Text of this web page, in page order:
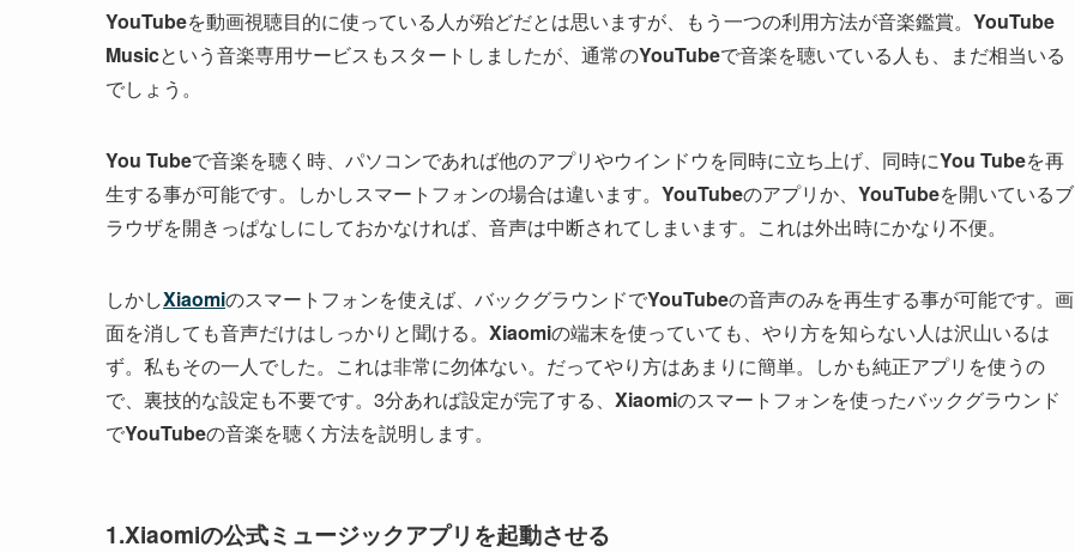
YouTubeを動画視聴目的に使っている人が殆どだとは思いますが、もう一つの利用方法が音楽鑑賞。 YouTube
Musicという音楽専用サービスもスタートしましたが、通常のYouTubeで音楽を聴いている人も、まだ相当いる
でしょう。
You Tubeで音楽を聴く時、パソコンであれば他のアプリやウインドウを同時に立ち上げ、同時にYou Tubeを再
生する事が可能です。しかしスマートフォンの場合は違います。 YouTubeのアプリか、 YouTubeを開いているブ
ラウザを開きっぱなしにしておかなければ、音声は中断されてしまいます。これは外出時にかなり不便。
しかしXiaomiのスマートフォンを使えば、バックグラウンドでYouTubeの音声のみを再生する事が可能です。画
面を消しても音声だけはしっかりと聞ける。 Xiaomiの端末を使っていても、やり方を知らない人は沢山いるは
ず。私もその一人でした。これは非常に勿体ない。だってやり方はあまりに簡単。しかも純正アプリを使うの
で、裏技的な設定も不要です。3分あれば設定が完了する、 Xiaomiのスマートフォンを使ったバックグラウンド
でYouTubeの音楽を聴く方法を説明します。
1.Xiaomiの公式ミュージックアプリを起動させる